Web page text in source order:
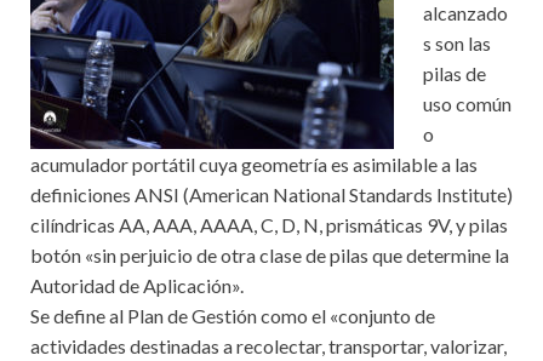
alcanzado
s son las
pilas de
uso común
o
acumulador portátil cuya geometría es asimilable a las
definiciones ANSI (American National Standards Institute)
cilíndricas AA, AAA, AAAA, C, D, N, prismáticas 9V, y pilas
botón «sin perjuicio de otra clase de pilas que determine la
Autoridad de Aplicación».
Se define al Plan de Gestión como el «conjunto de
actividades destinadas a recolectar, transportar, valorizar,